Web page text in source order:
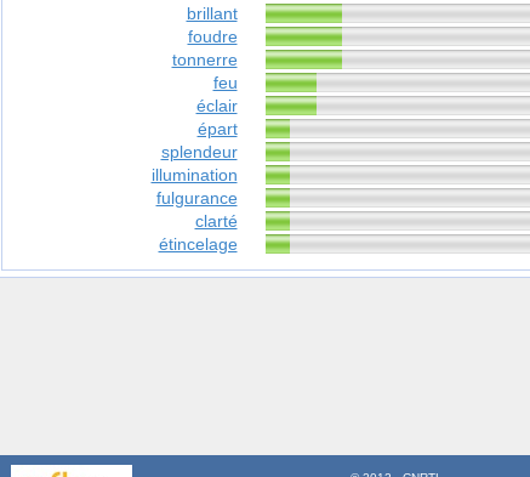
brillant
foudre
tonnerre
feu
éclair
épart
splendeur
illumination
fulgurance
clarté
étincelage